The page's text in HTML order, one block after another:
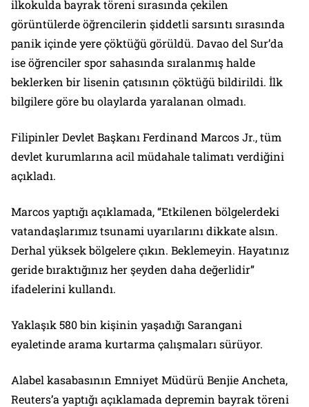
ilkokulda bayrak töreni sırasında çekilen
görüntülerde öğrencilerin şiddetli sarsıntı sırasında
panik içinde yere çöktüğü görüldü. Davao del Sur’da
ise öğrenciler spor sahasında sıralanmış halde
beklerken bir lisenin çatısının çöktüğü bildirildi. İlk
bilgilere göre bu olaylarda yaralanan olmadı.
Filipinler Devlet Başkanı Ferdinand Marcos Jr., tüm
devlet kurumlarına acil müdahale talimatı verdiğini
açıkladı.
Marcos yaptığı açıklamada, “Etkilenen bölgelerdeki
vatandaşlarımız tsunami uyarılarını dikkate alsın.
Derhal yüksek bölgelere çıkın. Beklemeyin. Hayatınız
geride bıraktığınız her şeyden daha değerlidir”
ifadelerini kullandı.
Yaklaşık 580 bin kişinin yaşadığı Sarangani
eyaletinde arama kurtarma çalışmaları sürüyor.
Alabel kasabasının Emniyet Müdürü Benjie Ancheta,
Reuters’a yaptığı açıklamada depremin bayrak töreni